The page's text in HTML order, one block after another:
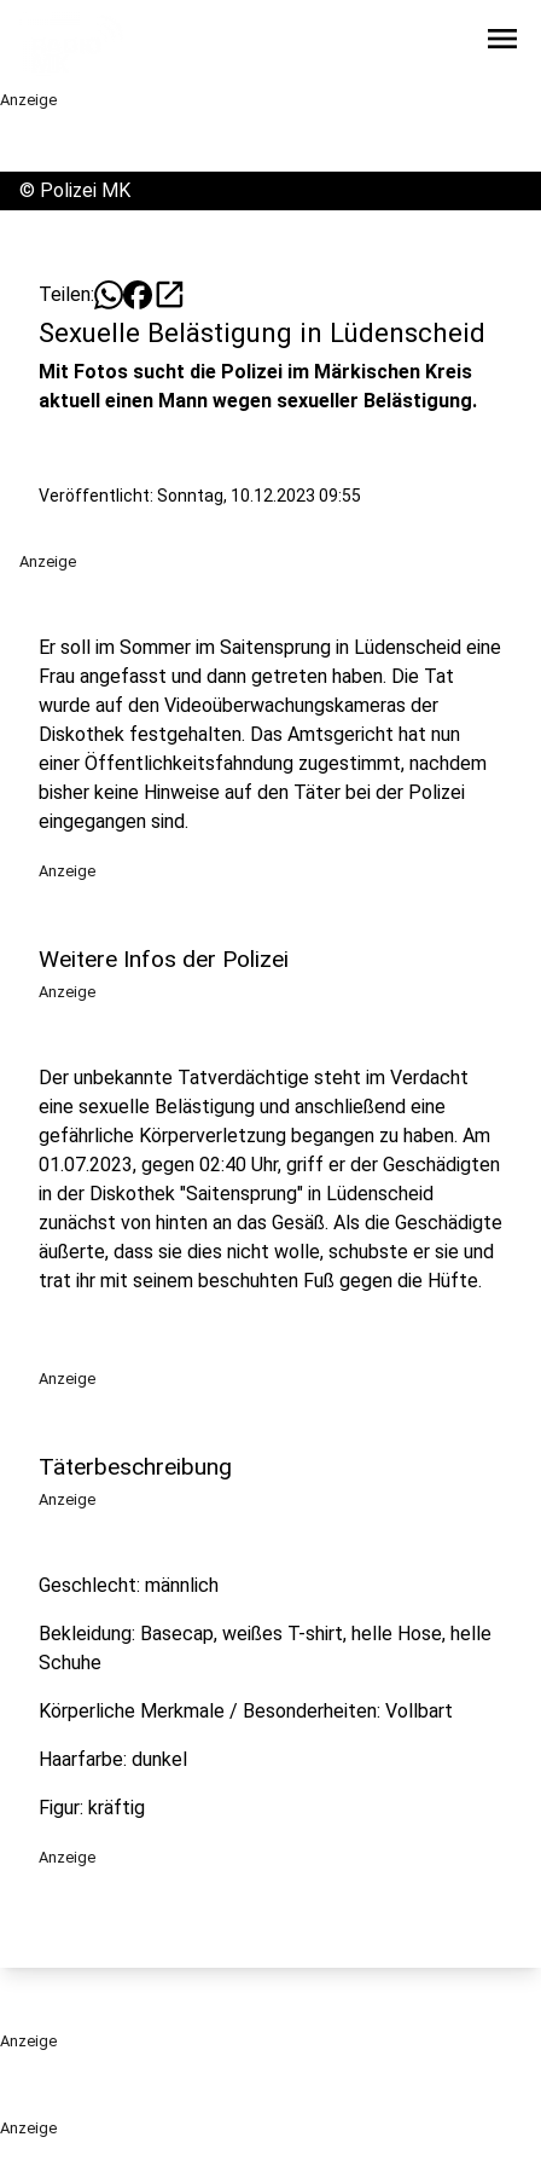
menu
Anzeige
Anzeige
© Polizei MK
Teilen: open_in_new
Sexuelle Belästigung in Lüdenscheid
Mit Fotos sucht die Polizei im Märkischen Kreis
aktuell einen Mann wegen sexueller Belästigung.
Veröffentlicht: Sonntag, 10.12.2023 09:55
Anzeige
Er soll im Sommer im Saitensprung in Lüdenscheid eine
Frau angefasst und dann getreten haben. Die Tat
wurde auf den Videoüberwachungskameras der
Diskothek festgehalten. Das Amtsgericht hat nun
einer Öffentlichkeitsfahndung zugestimmt, nachdem
bisher keine Hinweise auf den Täter bei der Polizei
eingegangen sind.
Anzeige
Weitere Infos der Polizei
Anzeige
Der unbekannte Tatverdächtige steht im Verdacht
eine sexuelle Belästigung und anschließend eine
gefährliche Körperverletzung begangen zu haben. Am
01.07.2023, gegen 02:40 Uhr, griff er der Geschädigten
in der Diskothek "Saitensprung" in Lüdenscheid
zunächst von hinten an das Gesäß. Als die Geschädigte
äußerte, dass sie dies nicht wolle, schubste er sie und
trat ihr mit seinem beschuhten Fuß gegen die Hüfte.
Anzeige
Täterbeschreibung
Anzeige
Geschlecht: männlich
Bekleidung: Basecap, weißes T-shirt, helle Hose, helle
Schuhe
Körperliche Merkmale / Besonderheiten: Vollbart
Haarfarbe: dunkel
Figur: kräftig
Anzeige
Anzeige